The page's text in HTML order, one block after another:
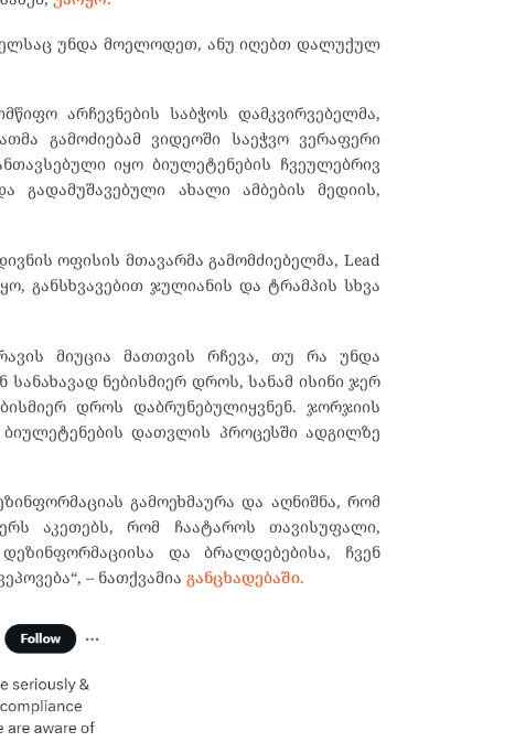
უნდა მოელოდეთ, ანუ იღებთ დალუქულ
არჩევნების საბჭოს დამკვირვებელმა,
გამოძიებამ ვიდეოში საეჭვო ვერაფერი
იყო ბიულეტენების ჩვეულებრივ
გადამუშავებული ახალი ამბების მედიის,
ოფისის მთავარმა გამომძიებელმა, Lead
განსხვავებით ჯულიანის და ტრამპის სხვა
მიუცია მათთვის რჩევა, თუ რა უნდა
ნებისმიერ დროს, სანამ ისინი ჯერ
დროს დაბრუნებულიყვნენ. ჯორჯიის
დათვლის პროცესში ადგილზე
გამოეხმაურა და აღნიშნა, რომ
აკეთებს, რომ ჩაატაროს თავისუფალი,
და ბრალდებებისა, ჩვენ
– ნათქვამია განცხადებაში.